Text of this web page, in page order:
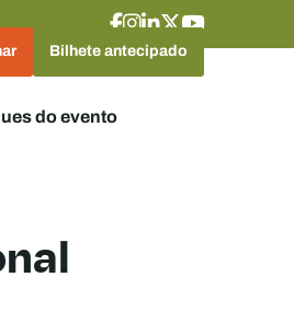
Bilhete antecipado
do evento